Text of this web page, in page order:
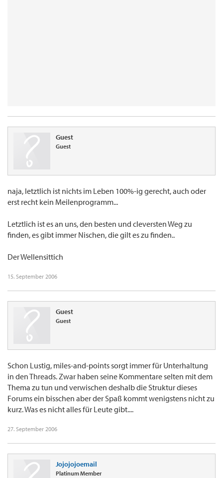
Guest
Guest
naja, letztlich ist nichts im Leben 100%-ig gerecht, auch oder
erst recht kein Meilenprogramm...
Letztlich ist es an uns, den besten und cleversten Weg zu
finden, es gibt immer Nischen, die gilt es zu finden..
Der Wellensittich
15. September 2006
Guest
Guest
Schon Lustig, miles-and-points sorgt immer für Unterhaltung
in den Threads. Zwar haben seine Kommentare selten mit dem
Thema zu tun und verwischen deshalb die Struktur dieses
Forums ein bisschen aber der Spaß kommt wenigstens nicht zu
kurz. Was es nicht alles für Leute gibt....
27. September 2006
Jojojojoemail
Platinum Member